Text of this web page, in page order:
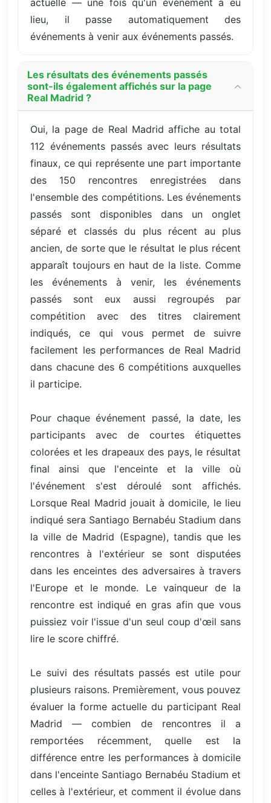
actuelle — une fois qu'un événement a eu
lieu, il passe automatiquement des
événements à venir aux événements passés.
Les résultats des événements passés
sont-ils également affichés sur la page
Real Madrid ?
Oui, la page de Real Madrid affiche au total
112 événements passés avec leurs résultats
finaux, ce qui représente une part importante
des 150 rencontres enregistrées dans
l'ensemble des compétitions. Les événements
passés sont disponibles dans un onglet
séparé et classés du plus récent au plus
ancien, de sorte que le résultat le plus récent
apparaît toujours en haut de la liste. Comme
les événements à venir, les événements
passés sont eux aussi regroupés par
compétition avec des titres clairement
indiqués, ce qui vous permet de suivre
facilement les performances de Real Madrid
dans chacune des 6 compétitions auxquelles
il participe.
Pour chaque événement passé, la date, les
participants avec de courtes étiquettes
colorées et les drapeaux des pays, le résultat
final ainsi que l'enceinte et la ville où
l'événement s'est déroulé sont affichés.
Lorsque Real Madrid jouait à domicile, le lieu
indiqué sera Santiago Bernabéu Stadium dans
la ville de Madrid (Espagne), tandis que les
rencontres à l'extérieur se sont disputées
dans les enceintes des adversaires à travers
l'Europe et le monde. Le vainqueur de la
rencontre est indiqué en gras afin que vous
puissiez voir l'issue d'un seul coup d'œil sans
lire le score chiffré.
Le suivi des résultats passés est utile pour
plusieurs raisons. Premièrement, vous pouvez
évaluer la forme actuelle du participant Real
Madrid — combien de rencontres il a
remportées récemment, quelle est la
différence entre les performances à domicile
dans l'enceinte Santiago Bernabéu Stadium et
celles à l'extérieur, et comment il évolue dans